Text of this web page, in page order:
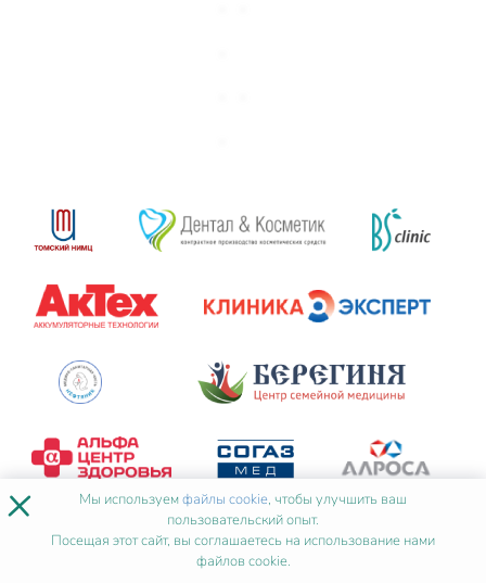
× Мы используемфайлы cookie, чтобы улучшить ваш
пользовательский опыт.
Посещая этот сайт, вы соглашаетесь на использование нами
файлов cookie.